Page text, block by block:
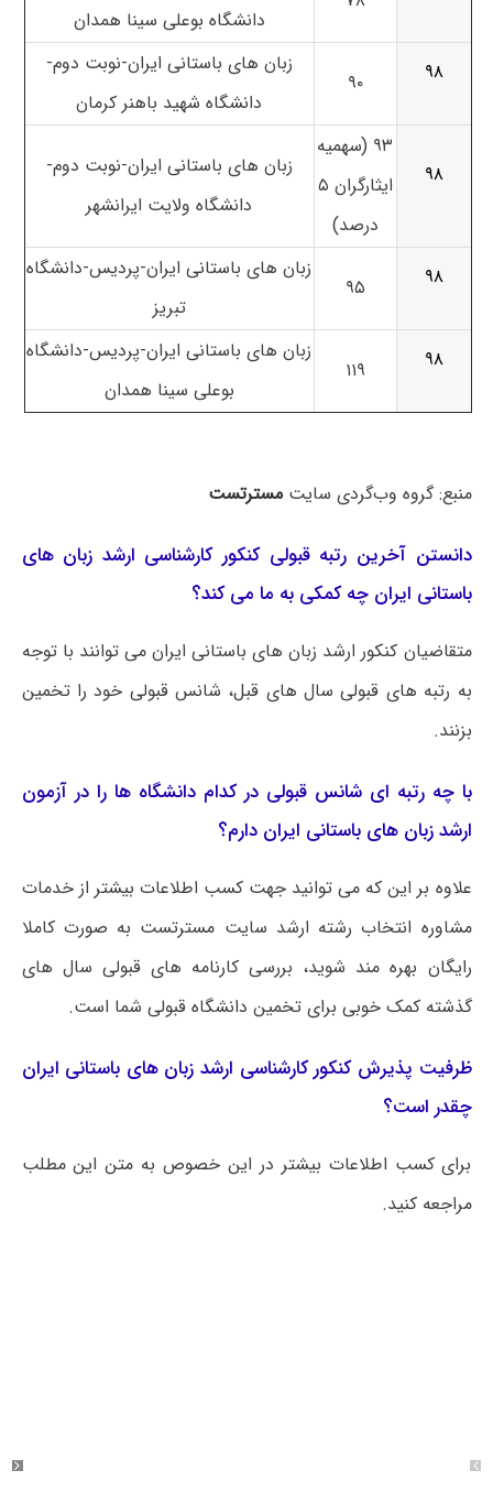
دانشگاه بوعلی سینا همدان
۹۸
۹۰
زبان های باستانی ایران-نوبت دوم-
دانشگاه شهید باهنر کرمان
۹۸
۹۳ (سهمیه
ایثارگران ۵
درصد)
زبان های باستانی ایران-نوبت دوم-
دانشگاه ولایت ایرانشهر
۹۸ ۹۵
زبان های باستانی ایران-پردیس-دانشگاه
تبریز
۹۸
۱۱۹
زبان های باستانی ایران-پردیس-دانشگاه
بوعلی سینا همدان
منبع: گروه وب‌گردی سایتمسترتست
دانستن آخرین رتبه قبولی کنکور کارشناسی ارشد زبان های
باستانی ایران چه کمکی به ما می کند؟
متقاضیان کنکور ارشد زبان های باستانی ایران می توانند با توجه
به رتبه های قبولی سال های قبل، شانس قبولی خود را تخمین
بزنند.
با چه رتبه ای شانس قبولی در کدام دانشگاه ها را در آزمون
ارشد زبان های باستانی ایران دارم؟
علاوه بر این که می توانید جهت کسب اطلاعات بیشتر از خدمات
مشاوره انتخاب رشته ارشد سایت مسترتست به صورت کاملا
رایگان بهره مند شوید، بررسی کارنامه های قبولی سال های
گذشته کمک خوبی برای تخمین دانشگاه قبولی شما است.
ظرفیت پذیرش کنکور کارشناسی ارشد زبان های باستانی ایران
چقدر است؟
برای کسب اطلاعات بیشتر در این خصوص به متن این مطلب
مراجعه کنید.